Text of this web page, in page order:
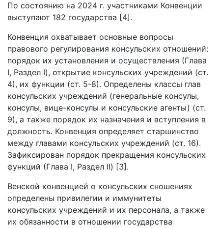
По состоянию на 2024 г. участниками Конвенции
выступают 182 государства [4].
Конвенция охватывает основные вопросы
правового регулирования консульских отношений:
порядок их установления и осуществления (Глава
I, Раздел I), открытие консульских учреждений (ст.
4), их функции (ст. 5-8). Определены классы глав
консульских учреждений (генеральные консулы,
консулы, вице-консулы и консульские агенты) (ст.
9), а также порядок их назначения и вступления в
должность. Конвенция определяет старшинство
между главами консульских учреждений (ст. 16).
Зафиксирован порядок прекращения консульских
функций (Глава I, Раздел II) [3].
Венской конвенцией о консульских сношениях
определены привилегии и иммунитеты
консульских учреждений и их персонала, а также
их обязанности в отношении государства